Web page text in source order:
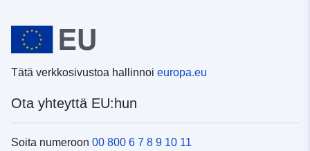
Tätä verkkosivustoa hallinnoi europa.eu
Ota yhteyttä EU:hun
Soita numeroon 00 800 6 7 8 9 10 11